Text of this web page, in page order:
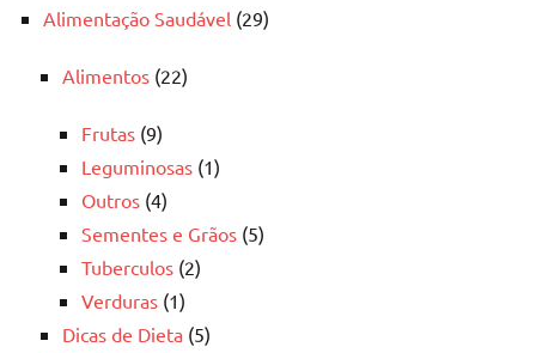
Alimentação Saudável (29)
Alimentos (22)
Frutas (9)
Leguminosas (1)
Outros (4)
Sementes e Grãos (5)
Tuberculos (2)
Verduras (1)
Dicas de Dieta (5)